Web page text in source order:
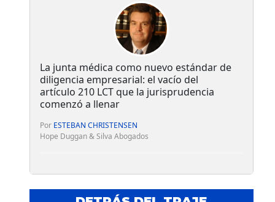
La junta médica como nuevo estándar de
diligencia empresarial: el vacío del
artículo 210 LCT que la jurisprudencia
comenzó a llenar
Por ESTEBAN CHRISTENSEN
Hope Duggan & Silva Abogados